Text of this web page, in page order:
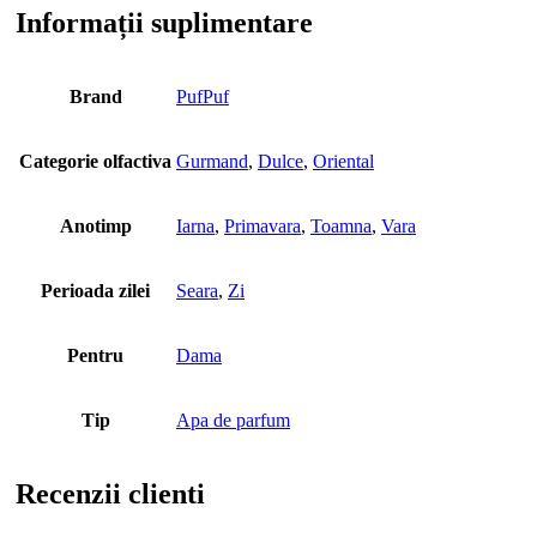
Informații suplimentare
Brand PufPuf
Categorie olfactiva Gurmand, Dulce, Oriental
Anotimp Iarna, Primavara, Toamna, Vara
Perioada zilei Seara, Zi
Pentru Dama
Tip Apa de parfum
Recenzii clienti